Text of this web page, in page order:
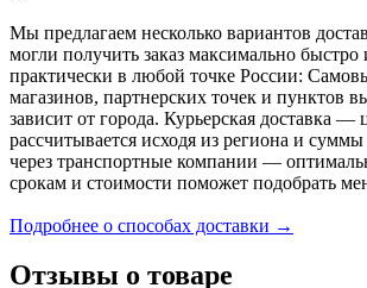
Мы предлагаем несколько вариантов
могли получить заказ максимально быстро
практически в любой точке России:
магазинов, партнерских точек и пунктов
зависит от города. Курьерская доставка —
рассчитывается исходя из региона и суммы
через транспортные компании —
срокам и стоимости поможет подобрать
Подробнее о способах доставки →
Отзывы о товаре